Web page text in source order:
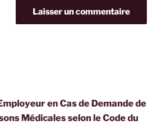
en Cas de Demande de
Médicales selon le Code du